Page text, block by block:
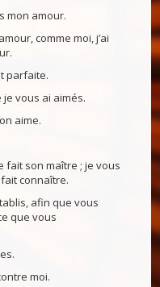
mon amour.
comme moi, j’ai
parfaite.
vous ai aimés.
aime.
fait son maître ; je vous
connaître.
afin que vous
que vous
moi.